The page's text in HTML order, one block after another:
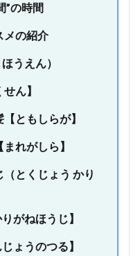
”の時間
メの紹介
うえん）
ん】
ともしらが】
れがしら】
とくじょう かり
がねほうじ】
ょうのつる】